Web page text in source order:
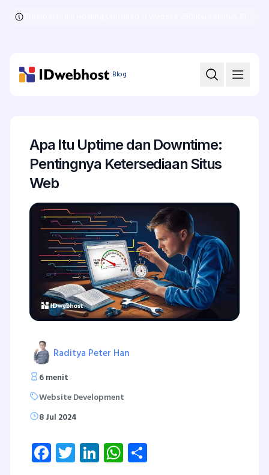
Blog
Apa Itu Uptime dan Downtime:
Pentingnya Ketersediaan Situs
Web
Raditya Peter Han
6 menit
Website Development
8 Jul 2024
Facebook
Twitter
LinkedInWhatsApp